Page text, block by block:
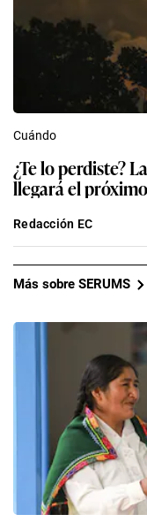
Cuándo
¿Te lo perdiste?
llegará el
Redacción EC
Más sobre SERUMS